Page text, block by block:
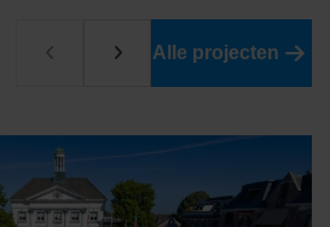
Alle projecten